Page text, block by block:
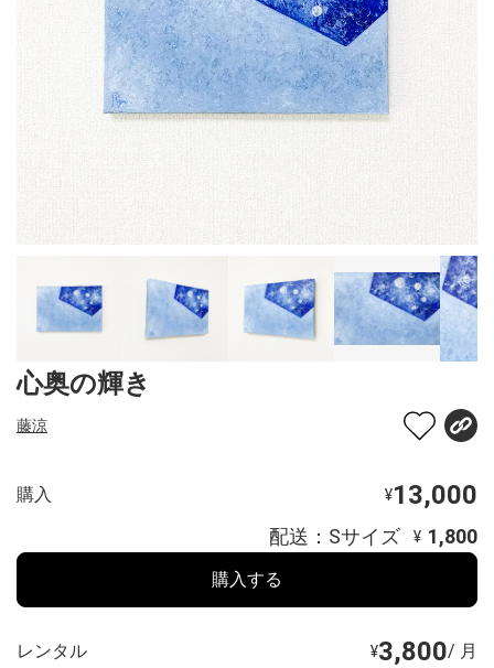
心奥の輝き
藤涼
購入 ¥13,000
配送：Sサイズ ¥ 1,800
購入する
レンタル ¥3,800/ 月